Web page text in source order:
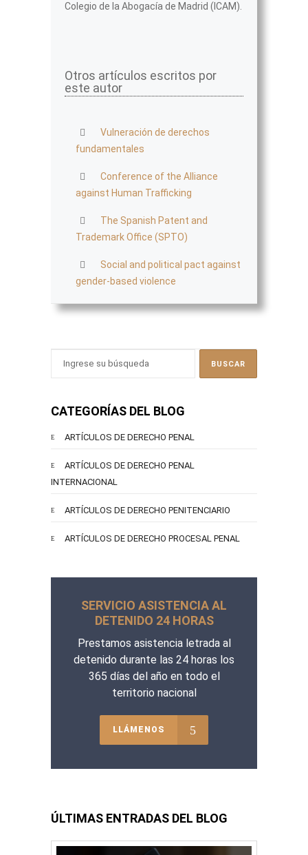
Colegio de la Abogacía de Madrid (ICAM).
Otros artículos escritos por
este autor
Vulneración de derechos
fundamentales
Conference of the Alliance
against Human Trafficking
The Spanish Patent and
Trademark Office (SPTO)
Social and political pact against
gender-based violence
CATEGORÍAS DEL BLOG
ARTÍCULOS DE DERECHO PENAL
ARTÍCULOS DE DERECHO PENAL
INTERNACIONAL
ARTÍCULOS DE DERECHO PENITENCIARIO
ARTÍCULOS DE DERECHO PROCESAL PENAL
SERVICIO ASISTENCIA AL
DETENIDO 24 HORAS
Prestamos asistencia letrada al
detenido durante las 24 horas los
365 días del año en todo el
territorio nacional
LLÁMENOS
ÚLTIMAS ENTRADAS DEL BLOG